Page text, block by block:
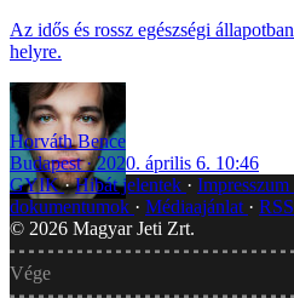
Az idős és rossz egészségi
helyre.
Horváth Bence
Budapest
2020. április 6. 10:46
GYIK Hibát jelentek Impresszum
dokumentumok
Médiaajánlat RSS
© 2026 Magyar Jeti Zrt.
Vége